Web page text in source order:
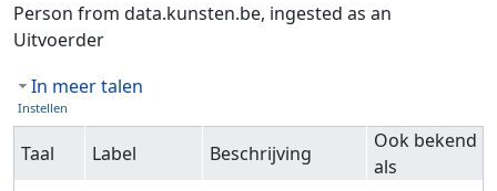
Ga naar:navigatie,zoeken
Person from data.kunsten.be, ingested as an
Uitvoerder
In meer talen
Instellen
Taal Label Beschrijving
Ook bekend
als